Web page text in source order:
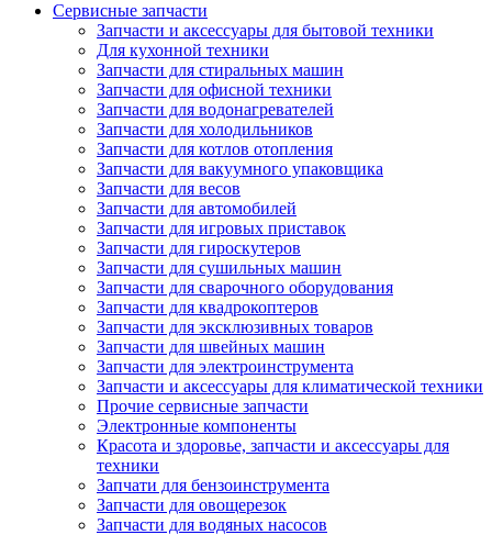
Сервисные запчасти
Запчасти и аксессуары для бытовой техники
Для кухонной техники
Запчасти для стиральных машин
Запчасти для офисной техники
Запчасти для водонагревателей
Запчасти для холодильников
Запчасти для котлов отопления
Запчасти для вакуумного упаковщика
Запчасти для весов
Запчасти для автомобилей
Запчасти для игровых приставок
Запчасти для гироскутеров
Запчасти для сушильных машин
Запчасти для сварочного оборудования
Запчасти для квадрокоптеров
Запчасти для эксклюзивных товаров
Запчасти для швейных машин
Запчасти для электроинструмента
Запчасти и аксессуары для климатической техники
Прочие сервисные запчасти
Электронные компоненты
Красота и здоровье, запчасти и аксессуары для
техники
Запчати для бензоинструмента
Запчасти для овощерезок
Запчасти для водяных насосов